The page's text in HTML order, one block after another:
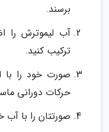
برسند.
آب لیموترش را
ترکیب کنید.
صورت خود را با
حرکات دورانی
صورتتان را با